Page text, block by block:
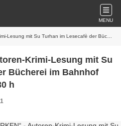
MENU
Turhan im Lesecafè der Bücherei im Bahnhof am 7. Oktober um 19.30 h
Krimi-Lesung mit Su
Bücherei im Bahnhof
h